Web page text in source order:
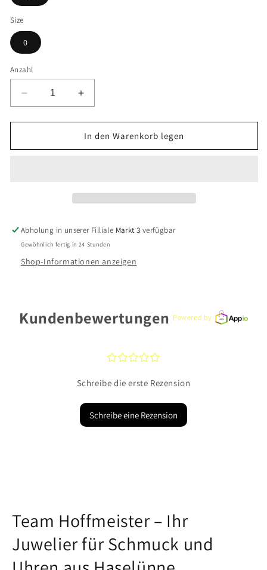
Size
0
Anzahl
Verringere
die
Menge
CEM
Erhöhe
die
Menge
für
CEM
In den Warenkorb legen
Abholung in unserer Filliale Markt 3 verfügbar
Gewöhnlich fertig in 24 Stunden
Shop-Informationen anzeigen
Kundenbewertungen Powered by
¤¤¤¤¤
Schreibe die erste Rezension
Schreibe eine Rezension
Team Hoffmeister – Ihr
Juwelier für Schmuck und